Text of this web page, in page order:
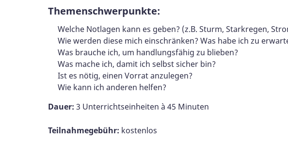
Themenschwerpunkte:
Welche Notlagen kann es geben? (z.B. Sturm, Starkregen,
Wie werden diese mich einschränken? Was habe ich zu
Was brauche ich, um handlungsfähig zu blieben?
Was mache ich, damit ich selbst sicher bin?
Ist es nötig, einen Vorrat anzulegen?
Wie kann ich anderen helfen?
Dauer: 3 Unterrichtseinheiten à 45 Minuten
Teilnahmegebühr: kostenlos